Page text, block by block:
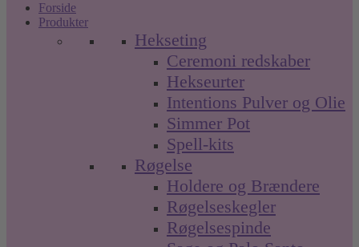
Forside
Produkter
Hekseting
Ceremoni redskaber
Hekseurter
Intentions Pulver og Olie
Simmer Pot
Spell-kits
Røgelse
Holdere og Brændere
Røgelseskegler
Røgelsespinde